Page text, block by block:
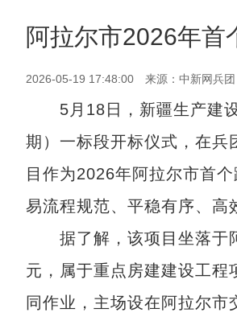
阿拉尔市2026年首
2026-05-19 17:48:00 来源：中新网兵团
5月18日，新疆生产建设
期）一标段开标仪式，在兵
目作为2026年阿拉尔市首
易流程规范、平稳有序、高
据了解，该项目坐落于阿
元，属于重点房建建设工
同作业，主场设在阿拉尔